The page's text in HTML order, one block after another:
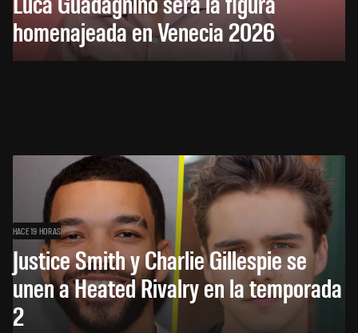
homenajeada en Venecia 2026
HACE 19 HORAS
Justice Smith y Charlie Gillespie se
unen a Heated Rivalry en la temporada
2